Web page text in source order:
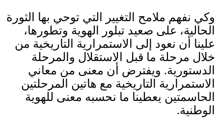
وكي نفهم ملامح التغيير التي توحي بها الثورة
الحالية، على صعيد تبلور الهوية وتطورها،
علينا أن نعود إلى الاستمرارية التاريخية من
خلال مرحلة ما قبل الاستقلال والمرحلة
الدستورية. ويفترض أن معنى من معاني
الاستمرارية التاريخية مع هاتين المرحلتين
الحاسمتين يعطينا ما نحسبه معنى للهوية
الوطنية.